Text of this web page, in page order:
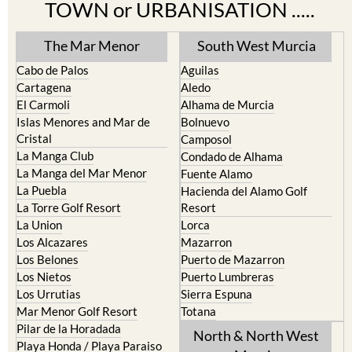
TOWN or URBANISATION .....
The Mar Menor
Cabo de Palos
Cartagena
El Carmoli
Islas Menores and Mar de
Cristal
La Manga Club
La Manga del Mar Menor
La Puebla
La Torre Golf Resort
La Union
Los Alcazares
Los Belones
Los Nietos
Los Urrutias
Mar Menor Golf Resort
Pilar de la Horadada
Playa Honda / Playa Paraiso
South West Murcia
Aguilas
Aledo
Alhama de Murcia
Bolnuevo
Camposol
Condado de Alhama
Fuente Alamo
Hacienda del Alamo Golf
Resort
Lorca
Mazarron
Puerto de Mazarron
Puerto Lumbreras
Sierra Espuna
Totana
North & North West